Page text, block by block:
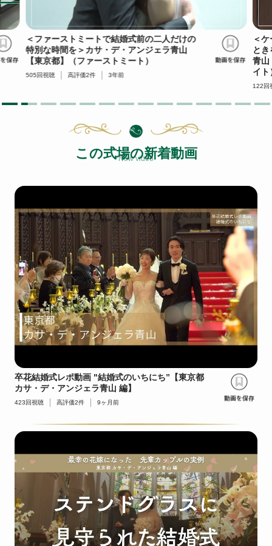
＜ファーストミートで結婚式前の二人だけの
特別な時間を＞カサ・デ・アンジェラ青山
【東京都】（ファーストミート）
505回視聴 高評価2件 3年前
＜
と
青山
イト
122 回
New video
この式場の新着動画
卒花結婚式レポ動画 "結婚式のいちにち”【東京都
カサ・デ・アンジェラ青山 編】
423 回視聴 高評価2件 9ヶ月前